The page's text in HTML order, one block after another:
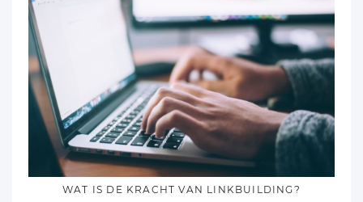
WAT IS DE KRACHT VAN LINKBUILDING?